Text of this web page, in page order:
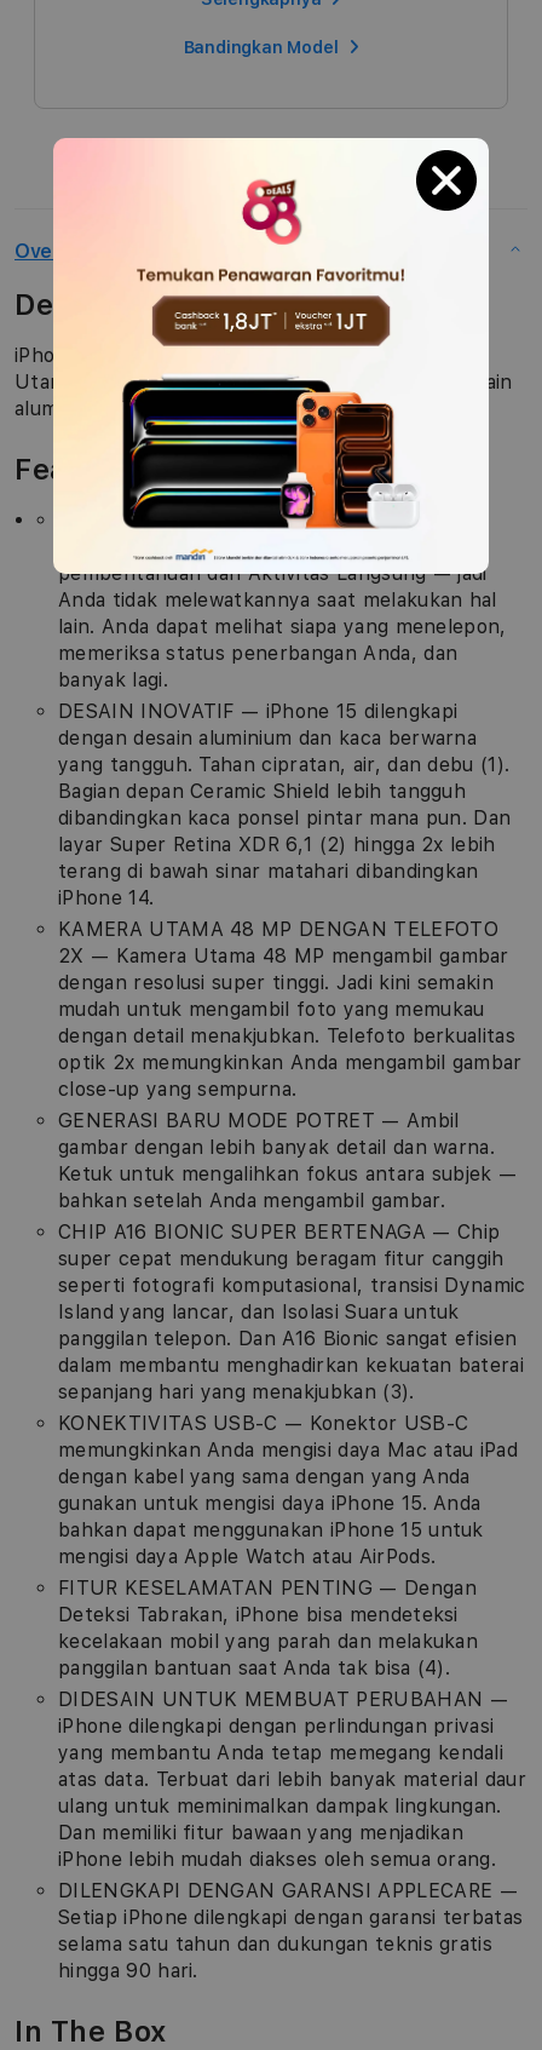
Bandingkan Model
Overview
Description
iPhone 15 menghadirkan Dynamic Island, kamera
Utama 48 MP, dan USB-C — semuanya dalam desain
aluminium dan kaca berwarna yang tangguh.
Features
DYNAMIC ISLAND HADIR DI IPHONE 15 —
Dynamic Island menampilkan gelembung
pemberitahuan dan Aktivitas Langsung — jadi
Anda tidak melewatkannya saat melakukan hal
lain. Anda dapat melihat siapa yang menelepon,
memeriksa status penerbangan Anda, dan
banyak lagi.
DESAIN INOVATIF — iPhone 15 dilengkapi
dengan desain aluminium dan kaca berwarna
yang tangguh. Tahan cipratan, air, dan debu (1).
Bagian depan Ceramic Shield lebih tangguh
dibandingkan kaca ponsel pintar mana pun. Dan
layar Super Retina XDR 6,1 (2) hingga 2x lebih
terang di bawah sinar matahari dibandingkan
iPhone 14.
KAMERA UTAMA 48 MP DENGAN TELEFOTO
2X — Kamera Utama 48 MP mengambil gambar
dengan resolusi super tinggi. Jadi kini semakin
mudah untuk mengambil foto yang memukau
dengan detail menakjubkan. Telefoto berkualitas
optik 2x memungkinkan Anda mengambil gambar
close-up yang sempurna.
GENERASI BARU MODE POTRET — Ambil
gambar dengan lebih banyak detail dan warna.
Ketuk untuk mengalihkan fokus antara subjek —
bahkan setelah Anda mengambil gambar.
CHIP A16 BIONIC SUPER BERTENAGA — Chip
super cepat mendukung beragam fitur canggih
seperti fotografi komputasional, transisi Dynamic
Island yang lancar, dan Isolasi Suara untuk
panggilan telepon. Dan A16 Bionic sangat efisien
dalam membantu menghadirkan kekuatan baterai
sepanjang hari yang menakjubkan (3).
KONEKTIVITAS USB-C — Konektor USB-C
memungkinkan Anda mengisi daya Mac atau iPad
dengan kabel yang sama dengan yang Anda
gunakan untuk mengisi daya iPhone 15. Anda
bahkan dapat menggunakan iPhone 15 untuk
mengisi daya Apple Watch atau AirPods.
FITUR KESELAMATAN PENTING — Dengan
Deteksi Tabrakan, iPhone bisa mendeteksi
kecelakaan mobil yang parah dan melakukan
panggilan bantuan saat Anda tak bisa (4).
DIDESAIN UNTUK MEMBUAT PERUBAHAN —
iPhone dilengkapi dengan perlindungan privasi
yang membantu Anda tetap memegang kendali
atas data. Terbuat dari lebih banyak material daur
ulang untuk meminimalkan dampak lingkungan.
Dan memiliki fitur bawaan yang menjadikan
iPhone lebih mudah diakses oleh semua orang.
DILENGKAPI DENGAN GARANSI APPLECARE —
Setiap iPhone dilengkapi dengan garansi terbatas
selama satu tahun dan dukungan teknis gratis
hingga 90 hari.
In The Box